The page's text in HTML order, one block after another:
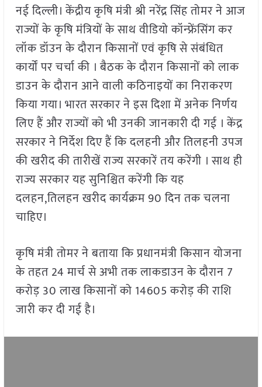
नई दिल्ली। केंद्रीय कृषि मंत्री श्री नरेंद्र सिंह तोमर ने आज
राज्यों के कृषि मंत्रियों के साथ वीडियो कॉन्फ्रेंसिंग कर
लॉक डॉउन के दौरान किसानों एवं कृषि से संबंधित
कार्यों पर चर्चा की । बैठक के दौरान किसानों को लाक
डाउन के दौरान आने वाली कठिनाइयों का निराकरण
किया गया। भारत सरकार ने इस दिशा में अनेक निर्णय
लिए हैं और राज्यों को भी उनकी जानकारी दी गई । केंद्र
सरकार ने निर्देश दिए हैं कि दलहनी और तिलहनी उपज
की खरीद की तारीखें राज्य सरकारें तय करेंगी । साथ ही
राज्य सरकार यह सुनिश्चित करेंगी कि यह
दलहन,तिलहन खरीद कार्यक्रम 90 दिन तक चलना
चाहिए।
कृषि मंत्री तोमर ने बताया कि प्रधानमंत्री किसान योजना
के तहत 24 मार्च से अभी तक लाकडाउन के दौरान 7
करोड़ 30 लाख किसानों को 14605 करोड़ की राशि
जारी कर दी गई है।